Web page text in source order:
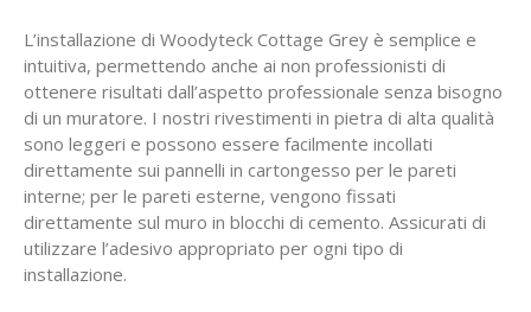
L’installazione di Woodyteck Cottage Grey è semplice e
intuitiva, permettendo anche ai non professionisti di
ottenere risultati dall’aspetto professionale senza bisogno
di un muratore. I nostri rivestimenti in pietra di alta qualità
sono leggeri e possono essere facilmente incollati
direttamente sui pannelli in cartongesso per le pareti
interne; per le pareti esterne, vengono fissati
direttamente sul muro in blocchi di cemento. Assicurati di
utilizzare l’adesivo appropriato per ogni tipo di
installazione.